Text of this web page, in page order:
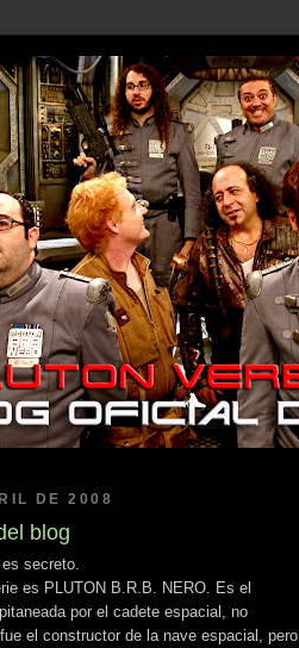
DE 2008
blog
secreto.
es PLUTON B.R.B. NERO. Es el
por el cadete espacial, no
el constructor de la nave espacial, pero